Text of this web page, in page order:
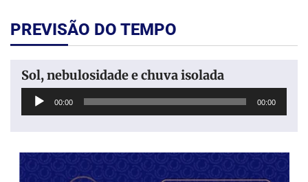
PREVISÃO DO TEMPO
Sol, nebulosidade e chuva isolada
Tocador
00:00 00:00